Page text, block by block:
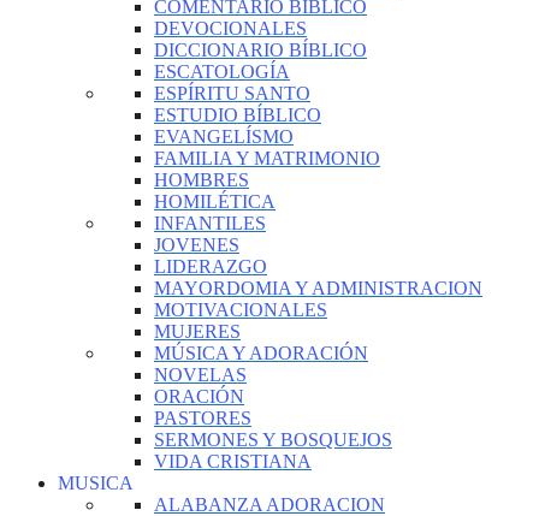
COMENTARIO BÍBLICO
DEVOCIONALES
DICCIONARIO BÍBLICO
ESCATOLOGÍA
ESPÍRITU SANTO
ESTUDIO BÍBLICO
EVANGELÍSMO
FAMILIA Y MATRIMONIO
HOMBRES
HOMILÉTICA
INFANTILES
JOVENES
LIDERAZGO
MAYORDOMIA Y ADMINISTRACION
MOTIVACIONALES
MUJERES
MÚSICA Y ADORACIÓN
NOVELAS
ORACIÓN
PASTORES
SERMONES Y BOSQUEJOS
VIDA CRISTIANA
MUSICA
ALABANZA ADORACION